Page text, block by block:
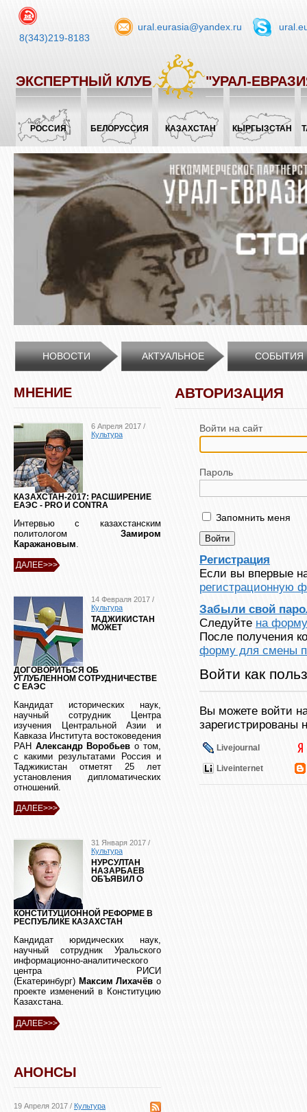
8(343)219-8183
ural.eurasia@yandex.ru
ЭКСПЕРТНЫЙ КЛУБ "УРАЛ-
РОССИЯ БЕЛОРУССИЯ КАЗАХСТАН КЫРГЫЗСТАН
НОВОСТИ АКТУАЛЬНОЕ СОБЫТИЯ
МНЕНИЕ
6 Апреля 2017 /
Культура
КАЗАХСТАН-2017: РАСШИРЕНИЕ
ЕАЭС - PRO И CONTRA
Интервью с казахстанским
политологом Замиром
Каражановым.
ДАЛЕЕ>>>
14 Февраля 2017 /
Культура
ТАДЖИКИСТАН
МОЖЕТ
ДОГОВОРИТЬСЯ ОБ
УГЛУБЛЕННОМ СОТРУДНИЧЕСТВЕ
С ЕАЭС
Кандидат исторических наук,
научный сотрудник Центра
изучения Центральной Азии и
Кавказа Института востоковедения
РАН Александр Воробьев о том,
с какими результатами Россия и
Таджикистан отметят 25 лет
установления дипломатических
отношений.
ДАЛЕЕ>>>
31 Января 2017 /
Культура
НУРСУЛТАН
НАЗАРБАЕВ
ОБЪЯВИЛ О
КОНСТИТУЦИОННОЙ РЕФОРМЕ В
РЕСПУБЛИКЕ КАЗАХСТАН
Кандидат юридических наук,
научный сотрудник Уральского
информационно-аналитического
центра РИСИ
(Екатеринбург) Максим Лихачёв о
проекте изменений в Конституцию
Казахстана.
ДАЛЕЕ>>>
АНОНСЫ
19 Апреля 2017 / Культура
АВТОРИЗАЦИЯ
Войти на сайт
Пароль
Запомнить меня
Регистрация
Если вы впервые
регистрационную
Забыли свой
Следуйте на
После получения
форму для смены
Войти как
Вы можете войти
зарегистрированы
Livejournal
Liveinternet